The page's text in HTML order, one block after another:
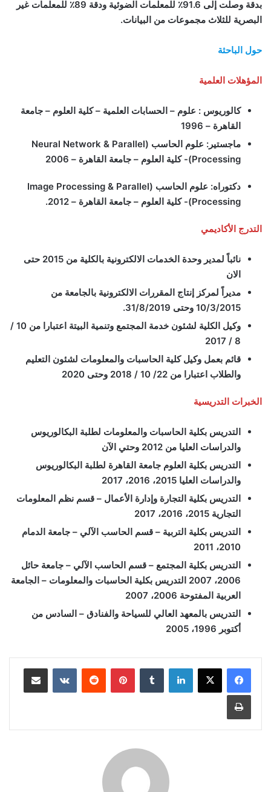
بدقة وصلت إلى 91.6٪ للمعلمات الضوئية ودقة 89٪ للمعلمات غير
البصرية للثلاث مجموعات من البيانات.
حول الباحثة
المؤهلات العلمية
كالوريوس : علوم – الحسابات العلمية – كلية العلوم – جامعة
القاهرة – 1996
ماجستير: علوم الحاسب (Neural Network & Parallel
Processing)- كلية العلوم – جامعة القاهرة – 2006
دكتوراه: علوم الحاسب (Image Processing & Parallel
Processing)- كلية العلوم – جامعة القاهرة – 2012.
التدرج الأكاديمي
نائباً لمدير وحدة الخدمات الالكترونية بالكلية من 2015 حتى
الان
مديراً لمركز إنتاج المقررات الالكترونية بالجامعة من
10/3/2015 وحتى 31/8/2019.
وكيل الكلية لشئون خدمة المجتمع وتنمية البيتة اعتبارا من 10 /
8 / 2017
قائم بعمل وكيل كلية الحاسبات والمعلومات لشئون التعليم
والطلاب اعتبارا من 22/ 10 / 2018 وحتى 2020
الخبرات التدريسية
التدريس بكلية الحاسبات والمعلومات لطلبة البكالوريوس
والدراسات العليا من 2012 وحتي الآن
التدريس بكلية العلوم جامعة القاهرة لطلبة البكالوريوس
والدراسات العليا 2015، 2016، 2017
التدريس بكلية التجارة وإدارة الأعمال – قسم نظم المعلومات
التجارية 2015، 2016، 2017
التدريس بكلية التربية – قسم الحاسب الآلي – جامعة الدمام
2010، 2011
التدريس بكلية المجتمع – قسم الحاسب الآلي – جامعة حائل
2006، 2007 التدريس بكلية الحاسبات والمعلومات – الجامعة
العربية المفتوحة 2006، 2007
التدريس بالمعهد العالي للسياحة والفنادق – السادس من
أكتوبر 1996، 2005
لينكدإن بينتيريست مشاركة عبر البريد
طباعة